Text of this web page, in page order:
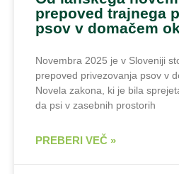
prepoved trajnega
psov v domačem
Novembra 2025 je v Sloveniji
prepoved privezovanja psov v
Novela zakona, ki je bila
da psi v zasebnih prostorih
PREBERI VEČ »